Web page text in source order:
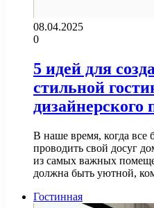
08.04.2025
0
5 идей для
стильной
дизайнерского
В наше время, когда
проводить свой досуг
из самых важных
должна быть уютной,
Гостинная